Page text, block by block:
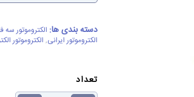
دسته بندی ها: الکتروموتور سه
الکتروموتور ایرانی,الکتروموتور
تعداد